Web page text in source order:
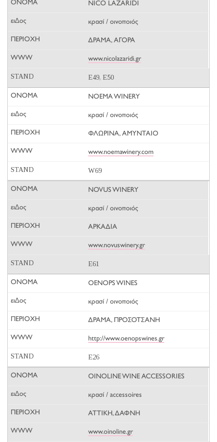
NICO LAZARIDI
κρασί / οινοποιός
ΔΡΑΜΑ, ΑΓΟΡΑ
www.nicolazaridi.gr
E49, E50
NOEMA WINERY
κρασί / οινοποιός
ΦΛΩΡΙΝΑ, ΑΜΥΝΤΑΙΟ
www.noemawinery.com
W69
NOVUS WINERY
κρασί / οινοποιός
ΑΡΚΑΔΙΑ
www.novuswinery.gr
E61
OENOPS WINES
κρασί / οινοποιός
ΔΡΑΜΑ, ΠΡΟΣΟΤΣΑΝΗ
http://www.oenopswines.gr
E26
OINOLINE WINE ACCESSORIES
κρασί / accessoires
ΑΤΤΙΚΗ, ΔΑΦΝΗ
www.oinoline.gr